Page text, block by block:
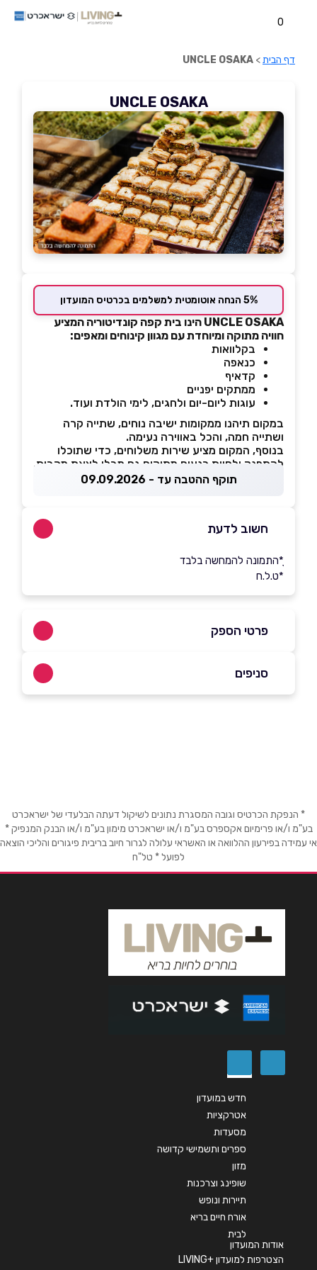
0
דף הבית>
UNCLE OSAKA
UNCLE OSAKA
5% הנחה אוטומטית למשלמים בכרטיס המועדון
UNCLE OSAKA הינו בית קפה קונדיטוריה המציע
חוויה מתוקה ומיוחדת עם מגוון קינוחים ומאפים:
בקלוואות
כנאפה
קדאיף
ממתקים יפניים
עוגות ליום-יום ולחגים, לימי הולדת ועוד.
במקום תיהנו ממקומות ישיבה נוחים, שתייה קרה
ושתייה חמה, והכל באווירה נעימה.
בנוסף, המקום מציע שירות משלוחים, כדי שתוכלו
להתפנק ולחוות רגעים מתוקים גם מבלי לצאת מהבית.
תוקף ההטבה עד - 09.09.2026
חשוב לדעת
ָ*התמונה להמחשה בלבד
*ט.ל.ח
פרטי הספק
אימייל *
הודעה *
סניפים
* הנפקת הכרטיס וגובה המסגרת נתונים לשיקול דעתה הבלעדי של ישראכרט
בע"מ ו/או פרימיום אקספרס בע"מ ו/או ישראכרט מימון בע"מ ו/או הבנק המנפיק *
אי עמידה בפירעון ההלוואה או האשראי עלולה לגרור חיוב בריבית פיגורים והליכי הוצאה
לפועל * טל"ח
חדש במועדון
אטרקציות
מסעדות
ספרים ותשמישי קדושה
מזון
שופינג וצרכנות
תיירות ונופש
אורח חיים בריא
לבית
אודות המועדון
הצטרפות למועדון +LIVING